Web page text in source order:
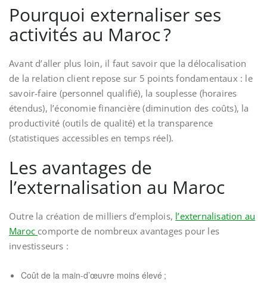
Pourquoi externaliser ses
activités au Maroc ?
Avant d’aller plus loin, il faut savoir que la délocalisation
de la relation client repose sur 5 points fondamentaux : le
savoir-faire (personnel qualifié), la souplesse (horaires
étendus), l’économie financière (diminution des coûts), la
productivité (outils de qualité) et la transparence
(statistiques accessibles en temps réel).
Les avantages de
l’externalisation au Maroc
Outre la création de milliers d’emplois, l’externalisation au
Maroc comporte de nombreux avantages pour les
investisseurs :
Coût de la main-d’œuvre moins élevé ;